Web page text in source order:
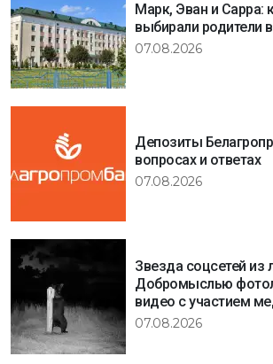
Марк, Эван и Сарра:
выбирали родители
07.08.2026
Депозиты
вопросах и ответах
07.08.2026
Звезда соцсетей из
Добромыслью
видео с участием
07.08.2026